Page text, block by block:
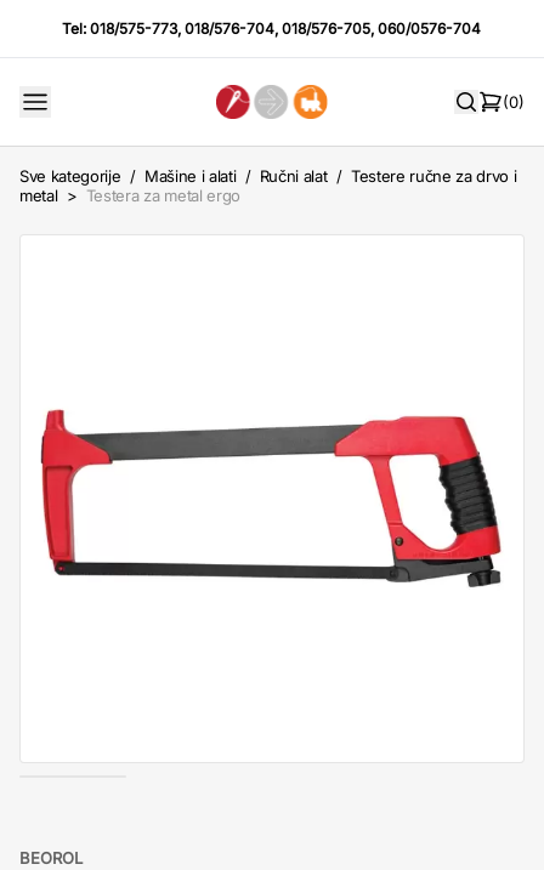
Tel:018/575-773,018/576-704,018/576-705,060/0576-704
(0)
Sve kategorije / Mašine i alati / Ručni alat / Testere ručne za drvo i
metal > Testera za metal ergo
BEOROL